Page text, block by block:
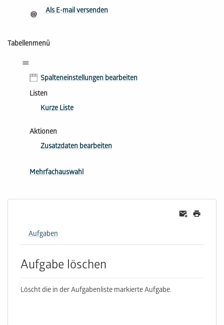
Als E-mail versenden
Tabellenmenü
Spalteneinstellungen bearbeiten
Listen
Kurze Liste
Aktionen
Zusatzdaten bearbeiten
Mehrfachauswahl
Aufgaben
Aufgabe löschen
Löscht die in der Aufgabenliste markierte Aufgabe.